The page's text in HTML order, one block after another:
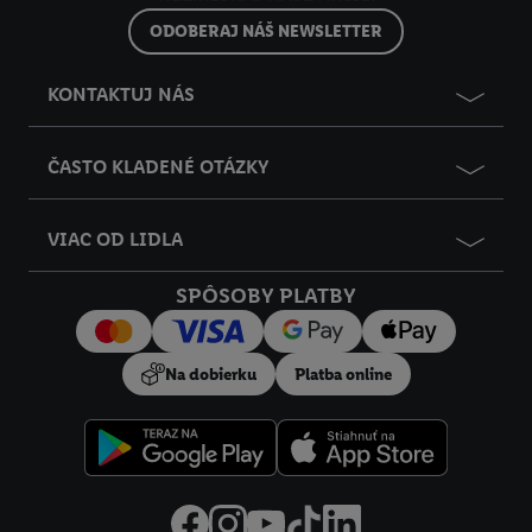
ODOBERAJ NÁŠ NEWSLETTER
KONTAKTUJ NÁS
ČASTO KLADENÉ OTÁZKY
VIAC OD LIDLA
SPÔSOBY PLATBY
Na dobierku Platba online